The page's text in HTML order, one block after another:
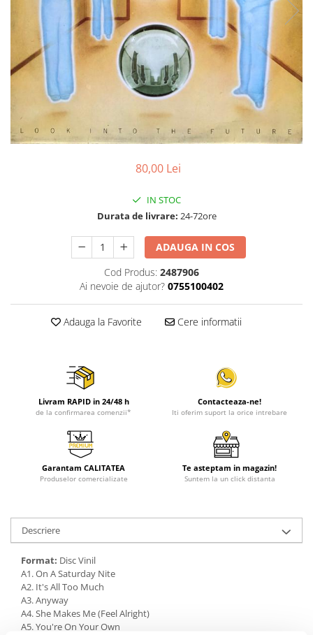
Viniluri Românești
Colecția Electrecord
80,00 Lei
IN STOC
Durata de livrare: 24-72ore
ADAUGA IN COS
Cod Produs: 2487906
Ai nevoie de ajutor? 0755100402
Adauga la Favorite Cere informatii
Livram RAPID in 24/48 h
de la confirmarea comenzii*
Contacteaza-ne!
Iti oferim suport la orice intrebare
Garantam CALITATEA
Produselor comercializate
Te asteptam in magazin!
Suntem la un click distanta
Descriere
Format: Disc Vinil
A1. On A Saturday Nite
A2. It's All Too Much
A3. Anyway
A4. She Makes Me (Feel Alright)
A5. You're On Your Own